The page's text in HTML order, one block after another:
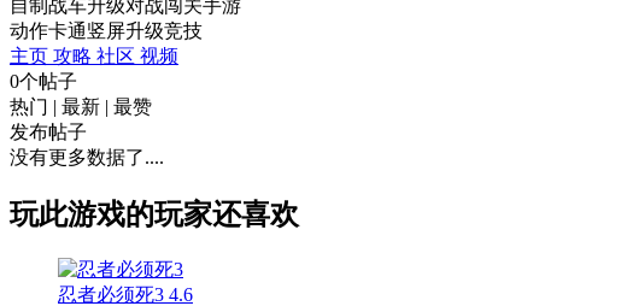
自制战车升级对战闯关手游
动作卡通竖屏升级竞技
主页 攻略 社区 视频
0个帖子
热门 | 最新 | 最赞
发布帖子
没有更多数据了....
玩此游戏的玩家还喜欢
忍者必须死3 4.6